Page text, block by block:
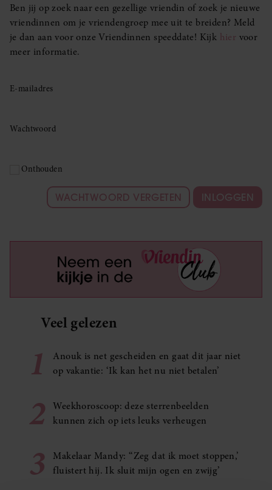
Ben jij op zoek naar een gezellige vriendin of zoek je nieuwe
vriendinnen om je vriendengroep mee uit te breiden? Meld
je dan aan voor onze Vriendinnen speeddate! Kijk hier voor
meer informatie.
E-mailadres
Wachtwoord
Onthouden
WACHTWOORD VERGETEN INLOGGEN
Veel gelezen
1
Anouk is net gescheiden en gaat dit jaar niet
op vakantie: ‘Ik kan het nu niet betalen’
2
Weekhoroscoop: deze sterrenbeelden
kunnen zich op iets leuks verheugen
3
Makelaar Mandy: ‘‘Zeg dat ik moet stoppen,’
fluistert hij. Ik sluit mijn ogen en zwijg’